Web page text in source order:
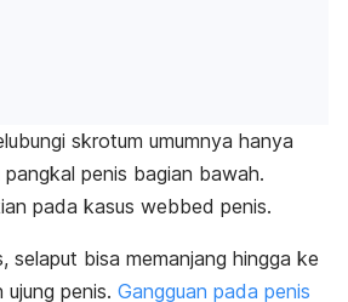
skrotum umumnya hanya
penis bagian bawah.
pada kasus webbed penis.
, selaput bisa memanjang hingga ke
penis. Gangguan pada penis